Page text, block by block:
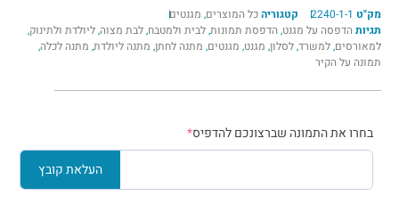
מק"ט 2240-1-1 קטגוריהכל המוצרים, מגנטים
תגיות הדפסה על מגנט, הדפסת תמונות,לבית ולמטבח,לבת מצוה,ליולדת ולתינוק,
למאורסים,למשרד,לסלון, מגנט, מגנטים, מתנה לחתן, מתנה ליולדת, מתנה לכלה,
תמונה על הקיר
בחרו את התמונה שברצונכם להדפיס*
העלאת קובץ